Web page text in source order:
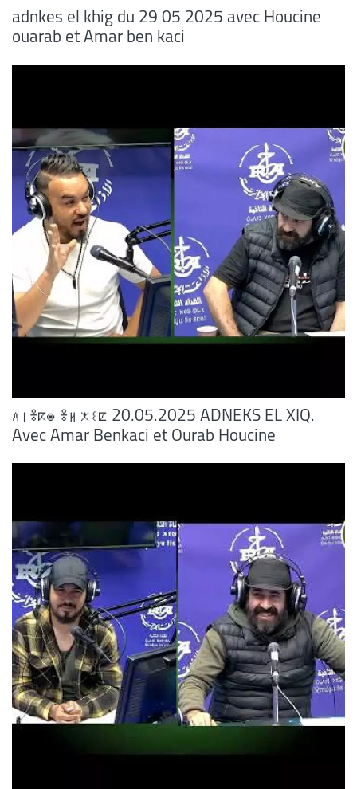
adnkes el khig du 29 05 2025 avec Houcine
ouarab et Amar ben kaci
ⴷⵏⴻⴽⵙ ⴻⵍ ⵅⵉⵇ 20.05.2025 ADNEKS EL XIQ.
Avec Amar Benkaci et Ourab Houcine